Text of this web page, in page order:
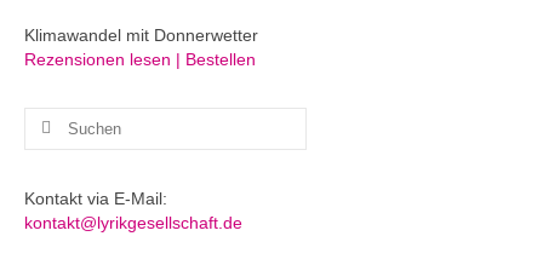
Klimawandel mit Donnerwetter
Rezensionen lesen | Bestellen
Suchen
Kontakt via E-Mail:
kontakt@lyrikgesellschaft.de